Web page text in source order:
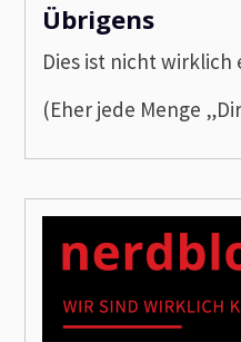
Übrigens
Dies ist nicht
(Eher jede Menge